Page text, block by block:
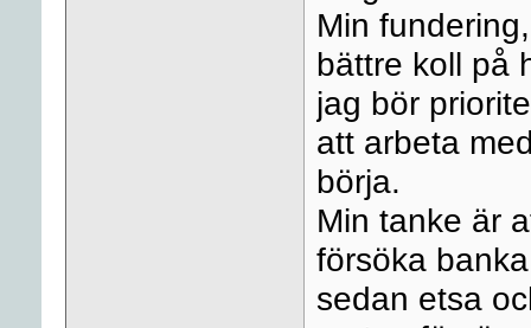
Min
bättre koll på
jag bör
att arbeta
börja.
Min tanke är
försöka
sedan etsa